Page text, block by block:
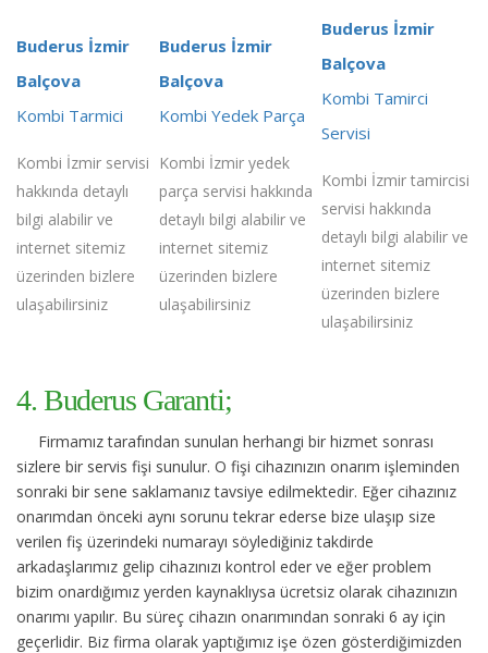
Buderus İzmir
Balçova
Kombi Tarmici
Kombi İzmir servisi
hakkında detaylı
bilgi alabilir ve
internet sitemiz
üzerinden bizlere
ulaşabilirsiniz
Buderus İzmir
Balçova
Kombi Yedek Parça
Kombi İzmir yedek
parça servisi hakkında
detaylı bilgi alabilir ve
internet sitemiz
üzerinden bizlere
ulaşabilirsiniz
Buderus İzmir
Balçova
Kombi Tamirci
Servisi
Kombi İzmir tamircisi
servisi hakkında
detaylı bilgi alabilir ve
internet sitemiz
üzerinden bizlere
ulaşabilirsiniz
4. Buderus Garanti;
Firmamız tarafından sunulan herhangi bir hizmet sonrası
sizlere bir servis fişi sunulur. O fişi cihazınızın onarım işleminden
sonraki bir sene saklamanız tavsiye edilmektedir. Eğer cihazınız
onarımdan önceki aynı sorunu tekrar ederse bize ulaşıp size
verilen fiş üzerindeki numarayı söylediğiniz takdirde
arkadaşlarımız gelip cihazınızı kontrol eder ve eğer problem
bizim onardığımız yerden kaynaklıysa ücretsiz olarak cihazınızın
onarımı yapılır. Bu süreç cihazın onarımından sonraki 6 ay için
geçerlidir. Biz firma olarak yaptığımız işe özen gösterdiğimizden